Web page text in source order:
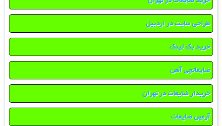
طراحی سایت در اردبیل
خرید بک لینک
ضایعاتچی آهن
خریدار ضایعات در تهران
آرمین ضایعات